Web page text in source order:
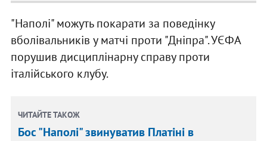
"Наполі" можуть покарати за поведінку
вболівальників у матчі проти "Дніпра". УЄФА
порушив дисциплінарну справу проти
італійського клубу.
ЧИТАЙТЕ ТАКОЖ
Бос "Наполі" звинуватив Платіні в